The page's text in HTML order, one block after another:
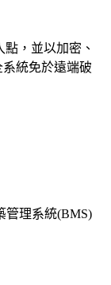
，並以加密、
統免於遠端破
管理系統(BMS)